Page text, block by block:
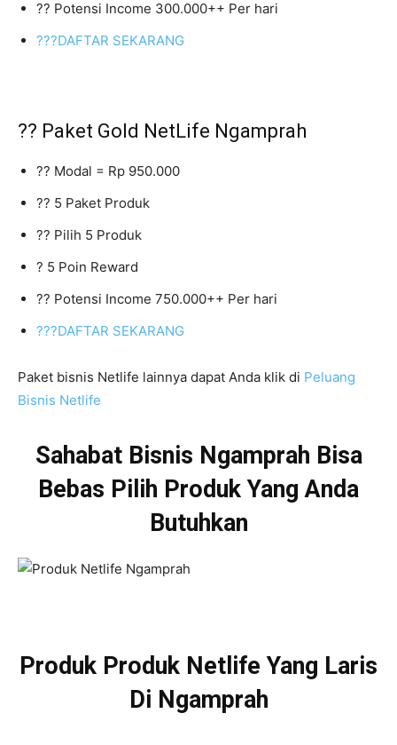
?? Potensi Income 300.000++ Per hari
???DAFTAR SEKARANG
?? Paket Gold NetLife Ngamprah
?? Modal = Rp 950.000
?? 5 Paket Produk
?? Pilih 5 Produk
? 5 Poin Reward
?? Potensi Income 750.000++ Per hari
???DAFTAR SEKARANG
Paket bisnis Netlife lainnya dapat Anda klik di Peluang
Bisnis Netlife
Sahabat Bisnis Ngamprah Bisa
Bebas Pilih Produk Yang Anda
Butuhkan
Produk Produk Netlife Yang Laris
Di Ngamprah